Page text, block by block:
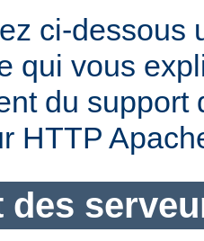
ci-dessous
qui vous
du support
HTTP
des